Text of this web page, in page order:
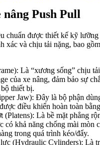
Push Pull
chuẩn được thiết kế kỹ lưỡng
xác và chịu tải nặng, bao
Là “xương sống” chịu
của xe nâng, đảm bảo sự
thiết bị.
Jaw): Đây là bộ phận
điều khiển hoàn toàn
(Platens): Là bề mặt phẳng
có khả năng chống mài mòn
trong quá trình kéo/đẩy.
(Hydraulic Cylinders): Là